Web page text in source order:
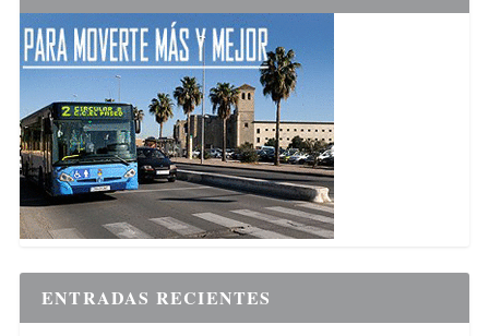
ENTRADAS RECIENTES